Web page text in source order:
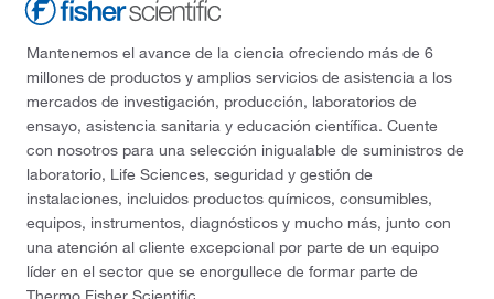
Mantenemos el avance de la ciencia ofreciendo más de 6
millones de productos y amplios servicios de asistencia a los
mercados de investigación, producción, laboratorios de
ensayo, asistencia sanitaria y educación científica. Cuente
con nosotros para una selección inigualable de suministros de
laboratorio, Life Sciences, seguridad y gestión de
instalaciones, incluidos productos químicos, consumibles,
equipos, instrumentos, diagnósticos y mucho más, junto con
una atención al cliente excepcional por parte de un equipo
líder en el sector que se enorgullece de formar parte de